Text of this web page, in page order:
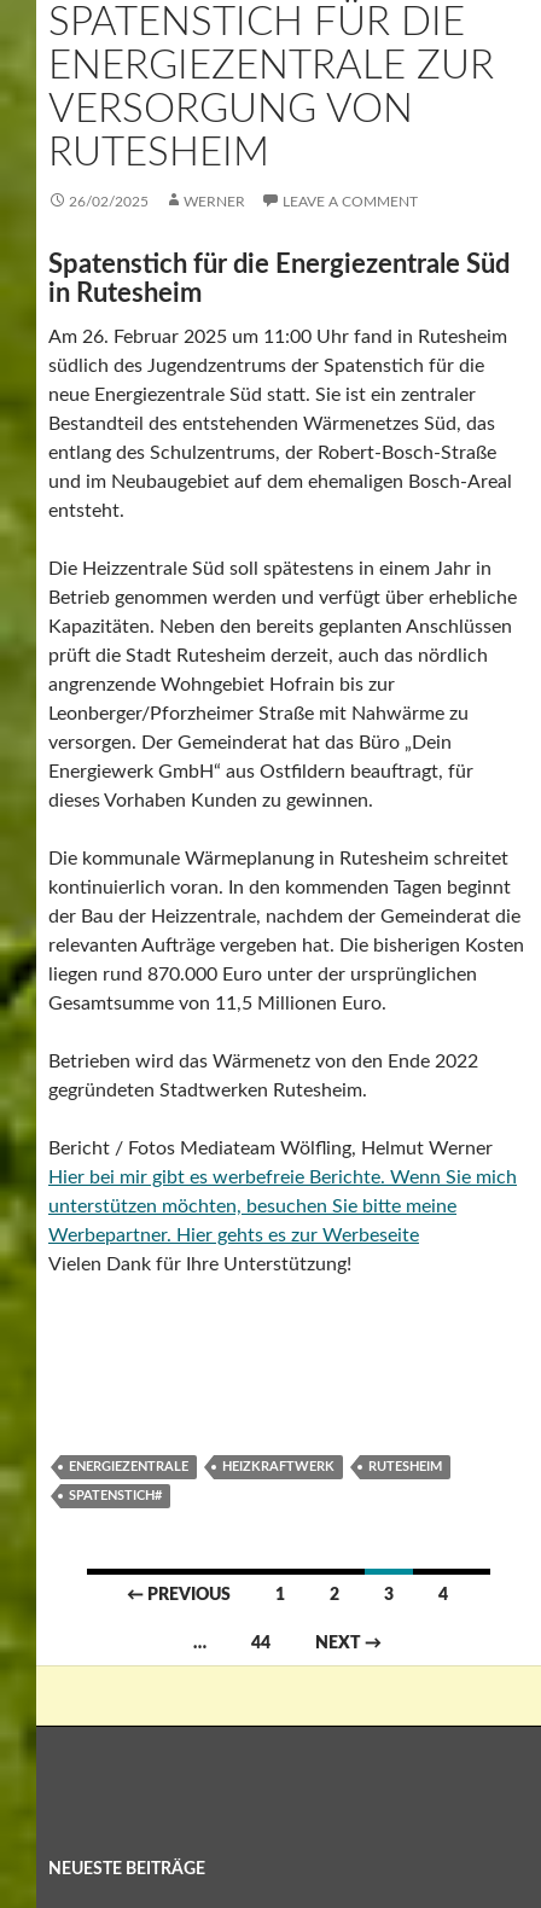
SPATENSTICH FÜR DIE
ENERGIEZENTRALE ZUR
VERSORGUNG VON
RUTESHEIM
26/02/2025 WERNER LEAVE A COMMENT
Spatenstich für die Energiezentrale Süd
in Rutesheim
Am 26. Februar 2025 um 11:00 Uhr fand in Rutesheim
südlich des Jugendzentrums der Spatenstich für die
neue Energiezentrale Süd statt. Sie ist ein zentraler
Bestandteil des entstehenden Wärmenetzes Süd, das
entlang des Schulzentrums, der Robert-Bosch-Straße
und im Neubaugebiet auf dem ehemaligen Bosch-Areal
entsteht.
Die Heizzentrale Süd soll spätestens in einem Jahr in
Betrieb genommen werden und verfügt über erhebliche
Kapazitäten. Neben den bereits geplanten Anschlüssen
prüft die Stadt Rutesheim derzeit, auch das nördlich
angrenzende Wohngebiet Hofrain bis zur
Leonberger/Pforzheimer Straße mit Nahwärme zu
versorgen. Der Gemeinderat hat das Büro „Dein
Energiewerk GmbH“ aus Ostfildern beauftragt, für
dieses Vorhaben Kunden zu gewinnen.
Die kommunale Wärmeplanung in Rutesheim schreitet
kontinuierlich voran. In den kommenden Tagen beginnt
der Bau der Heizzentrale, nachdem der Gemeinderat die
relevanten Aufträge vergeben hat. Die bisherigen Kosten
liegen rund 870.000 Euro unter der ursprünglichen
Gesamtsumme von 11,5 Millionen Euro.
Betrieben wird das Wärmenetz von den Ende 2022
gegründeten Stadtwerken Rutesheim.
Bericht / Fotos Mediateam Wölfling, Helmut Werner
Hier bei mir gibt es werbefreie Berichte. Wenn Sie mich
unterstützen möchten, besuchen Sie bitte meine
Werbepartner. Hier gehts es zur Werbeseite
Vielen Dank für Ihre Unterstützung!
ENERGIEZENTRALE HEIZKRAFTWERK RUTESHEIM
SPATENSTICH#
Posts
← PREVIOUS 1 2 3 4
… 44 NEXT →
NEUESTE BEITRÄGE